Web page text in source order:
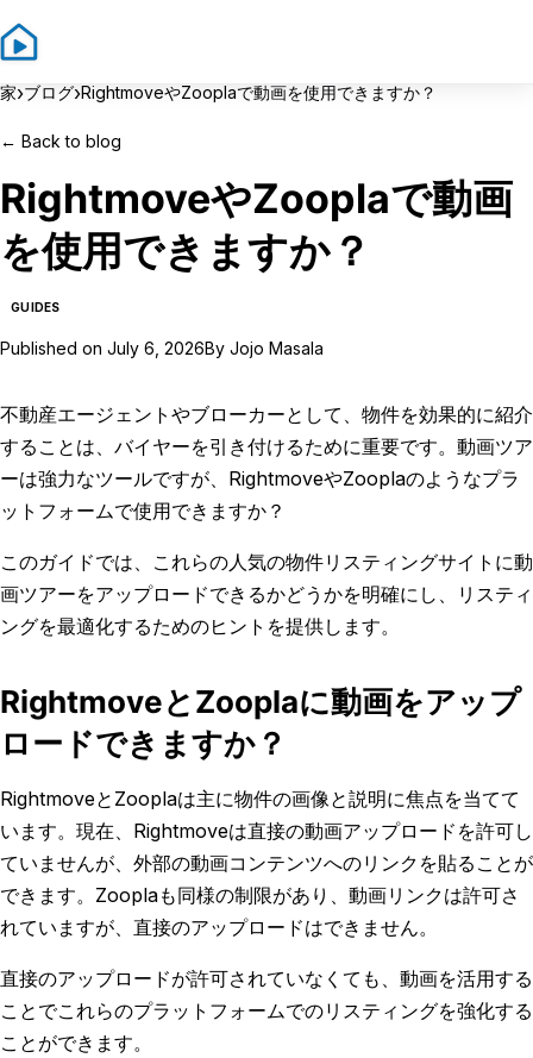
家›ブログ›RightmoveやZooplaで動画を使用できますか？
← Back to blog
RightmoveやZooplaで動画
を使用できますか？
GUIDES
Published on July 6, 2026By Jojo Masala
不動産エージェントやブローカーとして、物件を効果的に紹介
することは、バイヤーを引き付けるために重要です。動画ツア
ーは強力なツールですが、RightmoveやZooplaのようなプラ
ットフォームで使用できますか？
このガイドでは、これらの人気の物件リスティングサイトに動
画ツアーをアップロードできるかどうかを明確にし、リスティ
ングを最適化するためのヒントを提供します。
RightmoveとZooplaに動画をアップ
ロードできますか？
RightmoveとZooplaは主に物件の画像と説明に焦点を当てて
います。現在、Rightmoveは直接の動画アップロードを許可し
ていませんが、外部の動画コンテンツへのリンクを貼ることが
できます。Zooplaも同様の制限があり、動画リンクは許可さ
れていますが、直接のアップロードはできません。
直接のアップロードが許可されていなくても、動画を活用する
ことでこれらのプラットフォームでのリスティングを強化する
ことができます。